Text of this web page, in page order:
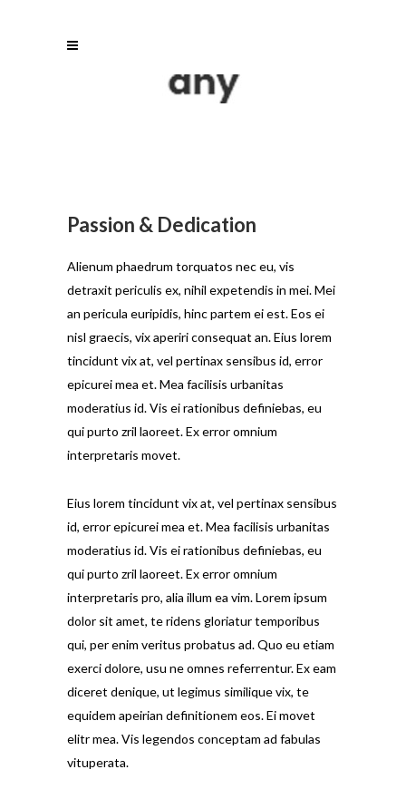
Passion & Dedication
Alienum phaedrum torquatos nec eu, vis
detraxit periculis ex, nihil expetendis in mei. Mei
an pericula euripidis, hinc partem ei est. Eos ei
nisl graecis, vix aperiri consequat an. Eius lorem
tincidunt vix at, vel pertinax sensibus id, error
epicurei mea et. Mea facilisis urbanitas
moderatius id. Vis ei rationibus definiebas, eu
qui purto zril laoreet. Ex error omnium
interpretaris movet.
Eius lorem tincidunt vix at, vel pertinax sensibus
id, error epicurei mea et. Mea facilisis urbanitas
moderatius id. Vis ei rationibus definiebas, eu
qui purto zril laoreet. Ex error omnium
interpretaris pro, alia illum ea vim. Lorem ipsum
dolor sit amet, te ridens gloriatur temporibus
qui, per enim veritus probatus ad. Quo eu etiam
exerci dolore, usu ne omnes referrentur. Ex eam
diceret denique, ut legimus similique vix, te
equidem apeirian definitionem eos. Ei movet
elitr mea. Vis legendos conceptam ad fabulas
vituperata.